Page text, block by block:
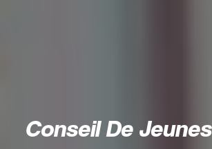
Conseil De Jeunes